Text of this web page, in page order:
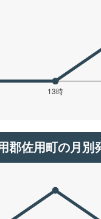
郡佐用町の月別